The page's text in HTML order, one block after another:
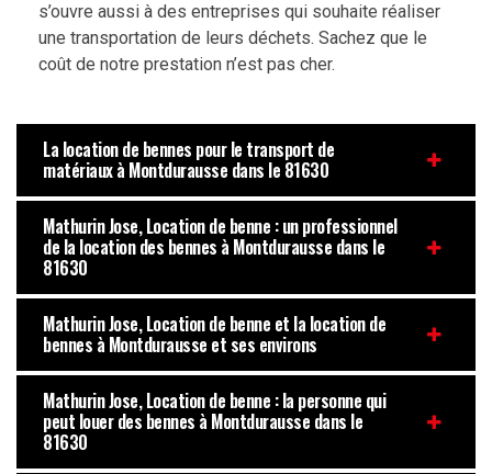
s’ouvre aussi à des entreprises qui souhaite réaliser
une transportation de leurs déchets. Sachez que le
coût de notre prestation n’est pas cher.
La location de bennes pour le transport de
matériaux à Montdurausse dans le 81630
Mathurin Jose, Location de benne : un professionnel
de la location des bennes à Montdurausse dans le
81630
Mathurin Jose, Location de benne et la location de
bennes à Montdurausse et ses environs
Mathurin Jose, Location de benne : la personne qui
peut louer des bennes à Montdurausse dans le
81630